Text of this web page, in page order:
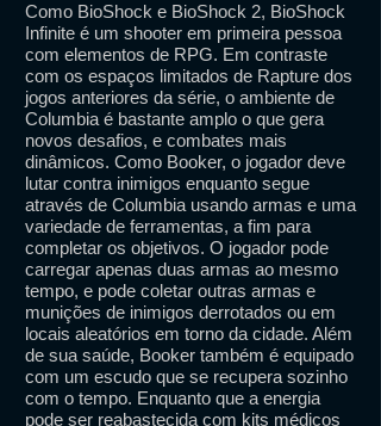
Como BioShock e BioShock 2, BioShock
Infinite é um shooter em primeira pessoa
com elementos de RPG. Em contraste
com os espaços limitados de Rapture dos
jogos anteriores da série, o ambiente de
Columbia é bastante amplo o que gera
novos desafios, e combates mais
dinâmicos. Como Booker, o jogador deve
lutar contra inimigos enquanto segue
através de Columbia usando armas e uma
variedade de ferramentas, a fim para
completar os objetivos. O jogador pode
carregar apenas duas armas ao mesmo
tempo, e pode coletar outras armas e
munições de inimigos derrotados ou em
locais aleatórios em torno da cidade. Além
de sua saúde, Booker também é equipado
com um escudo que se recupera sozinho
com o tempo. Enquanto que a energia
pode ser reabastecida com kits médicos